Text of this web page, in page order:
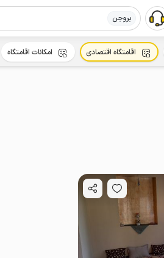
بروجن
اقامتگاه اقتصادی امکانات اقامتگاه